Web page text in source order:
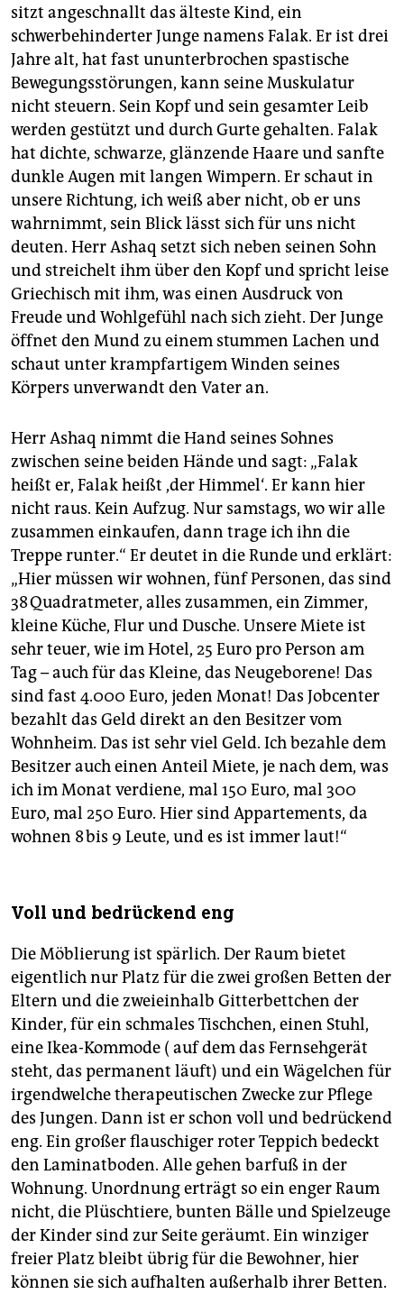
sitzt angeschnallt das älteste Kind, ein
schwerbehinderter Junge namens Falak. Er ist drei
Jahre alt, hat fast ununterbrochen spastische
Bewegungsstörungen, kann seine Muskulatur
nicht steuern. Sein Kopf und sein gesamter Leib
werden gestützt und durch Gurte gehalten. Falak
hat dichte, schwarze, glänzende Haare und sanfte
dunkle Augen mit langen Wimpern. Er schaut in
unsere Richtung, ich weiß aber nicht, ob er uns
wahrnimmt, sein Blick lässt sich für uns nicht
deuten. Herr Ashaq setzt sich neben seinen Sohn
und streichelt ihm über den Kopf und spricht leise
Griechisch mit ihm, was einen Ausdruck von
Freude und Wohlgefühl nach sich zieht. Der Junge
öffnet den Mund zu einem stummen Lachen und
schaut unter krampfartigem Winden seines
Körpers unverwandt den Vater an.
Herr Ashaq nimmt die Hand seines Sohnes
zwischen seine beiden Hände und sagt: „Falak
heißt er, Falak heißt ,der Himmel‘. Er kann hier
nicht raus. Kein Aufzug. Nur samstags, wo wir alle
zusammen einkaufen, dann trage ich ihn die
Treppe runter.“ Er deutet in die Runde und erklärt:
„Hier müssen wir wohnen, fünf Personen, das sind
38 Quadratmeter, alles zusammen, ein Zimmer,
kleine Küche, Flur und Dusche. Unsere Miete ist
sehr teuer, wie im Hotel, 25 Euro pro Person am
Tag – auch für das Kleine, das Neugeborene! Das
sind fast 4.000 Euro, jeden Monat! Das Jobcenter
bezahlt das Geld direkt an den Besitzer vom
Wohnheim. Das ist sehr viel Geld. Ich bezahle dem
Besitzer auch einen Anteil Miete, je nach dem, was
ich im Monat verdiene, mal 150 Euro, mal 300
Euro, mal 250 Euro. Hier sind Appartements, da
wohnen 8 bis 9 Leute, und es ist immer laut!“
Voll und bedrückend eng
Die Möblierung ist spärlich. Der Raum bietet
eigentlich nur Platz für die zwei großen Betten der
Eltern und die zweieinhalb Gitterbettchen der
Kinder, für ein schmales Tischchen, einen Stuhl,
eine Ikea-Kommode ( auf dem das Fernsehgerät
steht, das permanent läuft) und ein Wägelchen für
irgendwelche therapeutischen Zwecke zur Pflege
des Jungen. Dann ist er schon voll und bedrückend
eng. Ein großer flauschiger roter Teppich bedeckt
den Laminatboden. Alle gehen barfuß in der
Wohnung. Unordnung erträgt so ein enger Raum
nicht, die Plüschtiere, bunten Bälle und Spielzeuge
der Kinder sind zur Seite geräumt. Ein winziger
freier Platz bleibt übrig für die Bewohner, hier
können sie sich aufhalten außerhalb ihrer Betten.